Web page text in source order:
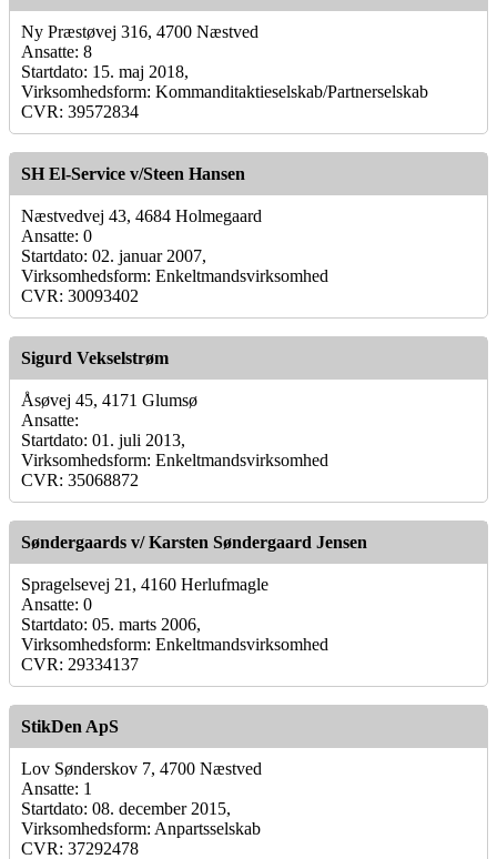
Ny Præstøvej 316, 4700 Næstved
Ansatte: 8
Startdato: 15. maj 2018,
Virksomhedsform: Kommanditaktieselskab/Partnerselskab
CVR: 39572834
SH El-Service v/Steen Hansen
Næstvedvej 43, 4684 Holmegaard
Ansatte: 0
Startdato: 02. januar 2007,
Virksomhedsform: Enkeltmandsvirksomhed
CVR: 30093402
Sigurd Vekselstrøm
Åsøvej 45, 4171 Glumsø
Ansatte:
Startdato: 01. juli 2013,
Virksomhedsform: Enkeltmandsvirksomhed
CVR: 35068872
Søndergaards v/ Karsten Søndergaard Jensen
Spragelsevej 21, 4160 Herlufmagle
Ansatte: 0
Startdato: 05. marts 2006,
Virksomhedsform: Enkeltmandsvirksomhed
CVR: 29334137
StikDen ApS
Lov Sønderskov 7, 4700 Næstved
Ansatte: 1
Startdato: 08. december 2015,
Virksomhedsform: Anpartsselskab
CVR: 37292478